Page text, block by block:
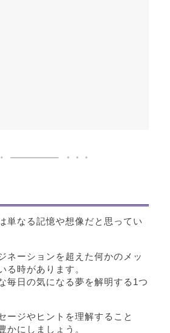
単なる記憶や想像だと思ってい
ネーションを超えた何かのメッ
る時があります。
毎日の気になる夢を解明する1つ
ージやヒントを理解すること
かにしましょう。